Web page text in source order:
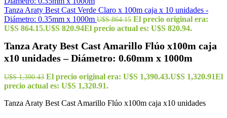
Tanza Araty Best Cast Verde Claro x 100m caja x 10 unidades -
Diámetro: 0.35mm x 1000m U$S864.15 El precio original era:
U$S 864.15.U$S 820.94El precio actual es: U$S 820.94.
Tanza Araty Best Cast Amarillo Flúo x100m caja
x10 unidades – Diámetro: 0.60mm x 1000m
U$S1,390.43 El precio original era: U$S 1,390.43.U$S 1,320.91El
precio actual es: U$S 1,320.91.
Tanza Araty Best Cast Amarillo Flúo x100m caja x10 unidades